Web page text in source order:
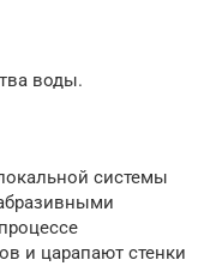
воды.
системы
и царапают стенки